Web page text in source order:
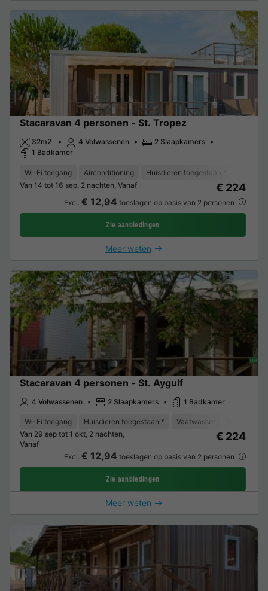
Stacaravan 4 personen - St. Tropez
32m2 4 Volwassenen
2 Slaapkamers
1 Badkamer
Wi-Fi toegang Airconditioning Huisdieren toegestaan *
Van 14 tot 16 sep, 2 nachten, Vanaf
€ 224
Excl. € 12,94 toeslagen op basis van 2 personen
Zie aanbiedingen
Meer weten
Stacaravan 4 personen - St. Aygulf
4 Volwassenen 2 Slaapkamers 1 Badkamer
Wi-Fi toegang Huisdieren toegestaan * Vaatwasser
Van 29 sep tot 1 okt, 2 nachten,
Vanaf
€ 224
Excl. € 12,94 toeslagen op basis van 2 personen
Zie aanbiedingen
Meer weten